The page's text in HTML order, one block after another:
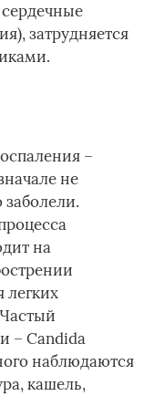
затрудняется
–
не
на
легких
– Candida
наблюдаются
кашель,